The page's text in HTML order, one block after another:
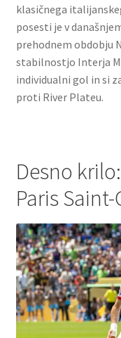
klasičnega
posesti je v
prehodnem obdobju
stabilnostjo Interja
individualni gol in si
proti River Plateu.
Desno
Paris